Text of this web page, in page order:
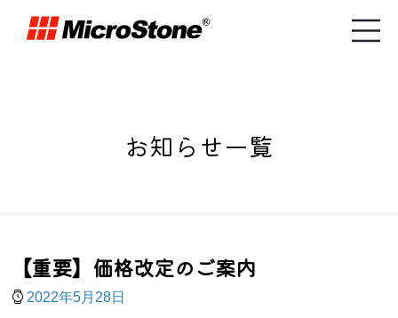
お知らせ一覧
【重要】価格改定のご案内
2022年5月28日